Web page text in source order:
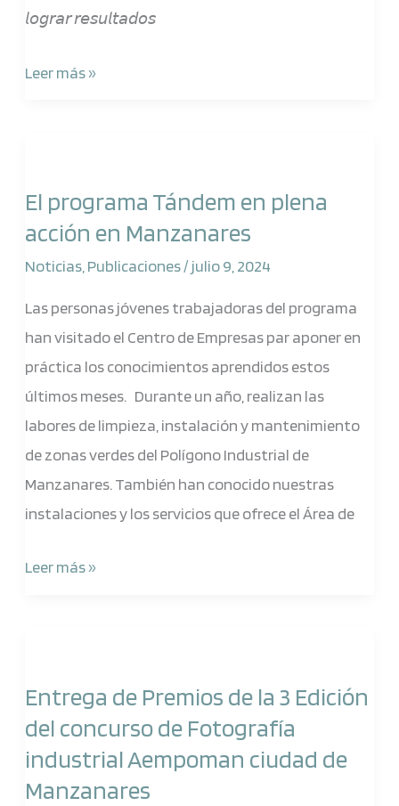
𝘭𝘰𝘨𝘳𝘢𝘳 𝘳𝘦𝘴𝘶𝘭𝘵𝘢𝘥𝘰𝘴
Leer más »
El programa Tándem en plena
acción en Manzanares
Noticias Publicaciones/julio 9, 2024
Las personas jóvenes trabajadoras del programa
han visitado el Centro de Empresas par aponer en
práctica los conocimientos aprendidos estos
últimos meses. Durante un año, realizan las
labores de limpieza, instalación y mantenimiento
de zonas verdes del Polígono Industrial de
Manzanares. También han conocido nuestras
instalaciones y los servicios que ofrece el Área de
Tándem
en
plena
Leer más »
Entrega de Premios de la 3 Edición
del concurso de Fotografía
industrial Aempoman ciudad de
Manzanares
Premios
de
la
3